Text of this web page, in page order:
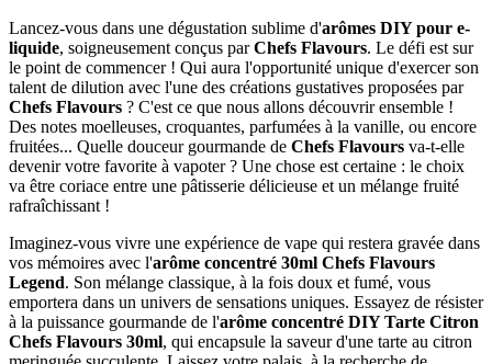
Lancez-vous dans une dégustation sublime d'arômes DIY pour e-
liquide, soigneusement conçus parChefs Flavours. Le défi est sur
le point de commencer ! Qui aura l'opportunité unique d'exercer son
talent de dilution avec l'une des créations gustatives proposées par
Chefs Flavours ? C'est ce que nous allons découvrir ensemble !
Des notes moelleuses, croquantes, parfumées à la vanille, ou encore
fruitées... Quelle douceur gourmande de Chefs Flavours va-t-elle
devenir votre favorite à vapoter ? Une chose est certaine : le choix
va être coriace entre une pâtisserie délicieuse et un mélange fruité
rafraîchissant !
Imaginez-vous vivre une expérience de vape qui restera gravée dans
vos mémoires avec l'arôme concentré 30ml Chefs Flavours
Legend. Son mélange classique, à la fois doux et fumé, vous
emportera dans un univers de sensations uniques. Essayez de résister
à la puissance gourmande de l'arôme concentré DIY Tarte Citron
Chefs Flavours 30ml, qui encapsule la saveur d'une tarte au citron